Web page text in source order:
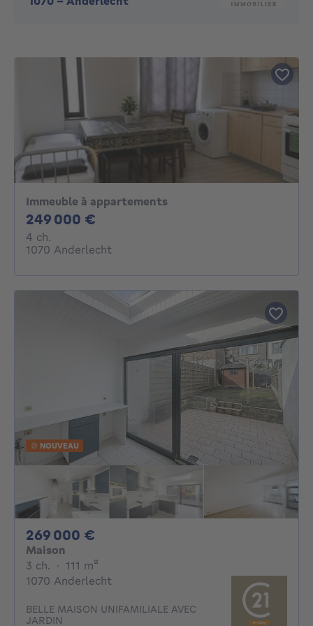
Immeuble à appartements
249 000 €
4 ch.
1070 Anderlecht
NOUVEAU
269 000 €
Maison
3 ch. 3 chambres
· 111 m²
1070 Anderlecht
BELLE MAISON UNIFAMILIALE AVEC
JARDIN